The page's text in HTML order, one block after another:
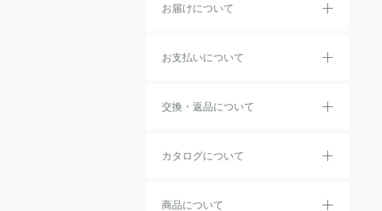
お届けについて
お支払いについて
交換・返品について
カタログについて
商品について